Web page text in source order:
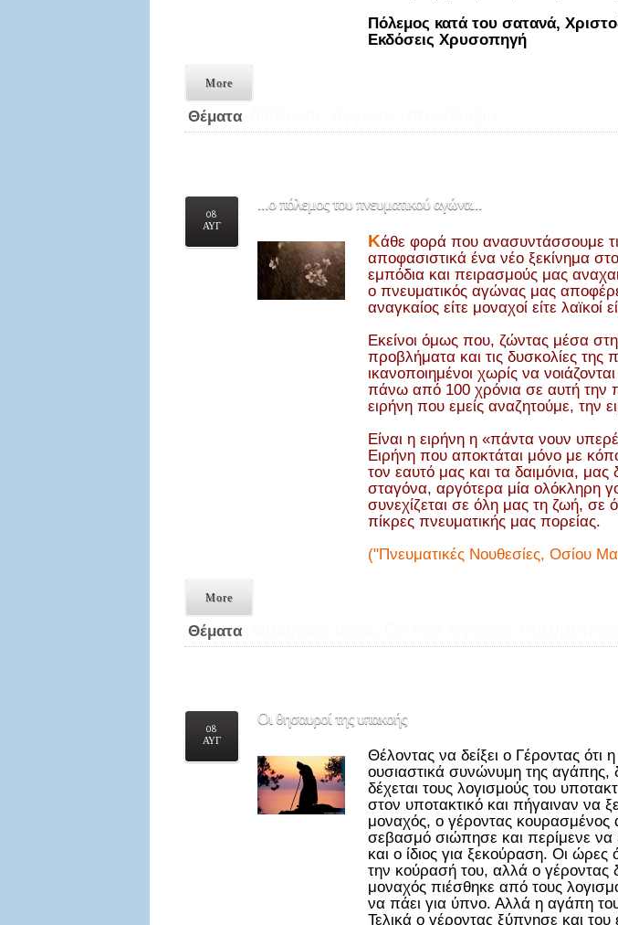
Πόλεμος κατά του σατανά,
Εκδόσεις Χρυσοπηγή
More
Θέματα
08
ΑΥΓ
...οπόλεμος του πνευματικού αγώνα...
Κάθε φορά που ανασυντάσσουμε
αποφασιστικά ένα νέο ξεκίνημα
εμπόδια και πειρασμούς μας
ο πνευματικός αγώνας μας
αναγκαίος είτε μοναχοί είτε λαϊκοί
Εκείνοι όμως που, ζώντας μέσα
προβλήματα και τις δυσκολίες της
ικανοποιημένοι χωρίς να
πάνω από 100 χρόνια σε αυτή την
ειρήνη που εμείς αναζητούμε,
Είναι η ειρήνη η «πάντα νουν
Ειρήνη που αποκτάται μόνο με
τον εαυτό μας και τα δαιμόνια,
σταγόνα, αργότερα μία ολόκληρη
συνεχίζεται σε όλη μας τη ζωή, σε
πίκρες πνευματικής μας πορείας.
("Πνευματικές Νουθεσίες, Οσίου
More
Θέματα
08
ΑΥΓ
Οι θησαυροί της υπακοής
Θέλοντας να δείξει ο Γέροντας ότι
ουσιαστικά συνώνυμη της αγάπης,
δέχεται τους λογισμούς του
στον υποτακτικό και πήγαιναν να
μοναχός, ο γέροντας κουρασμένος
σεβασμό σιώπησε και περίμενε να
και ο ίδιος για ξεκούραση. Οι
την κούρασή του, αλλά ο
μοναχός πιέσθηκε από τους
να πάει για ύπνο. Αλλά η αγάπη
Τελικά ο γέροντας ξύπνησε και